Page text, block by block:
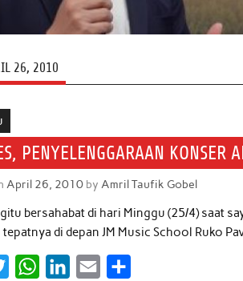
26, 2010
PENYELENGGARAAN KONSER
April 26, 2010 by Amril Taufik Gobel
bersahabat di hari Minggu (25/4) saat
tepatnya di depan JM Music School Ruko
W